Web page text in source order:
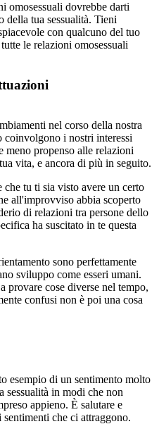
omosessuali dovrebbe darti
della tua sessualità. Tieni
con qualcuno del tuo
le relazioni omosessuali
nel corso della nostra
coinvolgono i nostri interessi
meno propenso alle relazioni
vita, e ancora di più in seguito.
tu ti sia visto avere un certo
all'improvviso abbia scoperto
di relazioni tra persone dello
ha suscitato in te questa
sono perfettamente
sviluppo come esseri umani.
provare cose diverse nel tempo,
confusi non è poi una cosa
esempio di un sentimento molto
sessualità in modi che non
appieno. È salutare e
che ci attraggono.